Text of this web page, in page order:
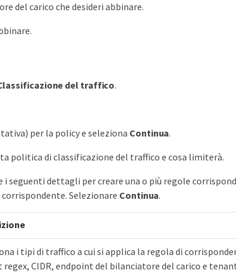
del carico che desideri abbinare.
del traffico.
per la policy e seleziona Continua.
politica di classificazione del traffico e cosa limiterà.
i seguenti dettagli per creare una o più regole
Selezionare Continua.
i tipi di traffico a cui si applica la regola di
regex, CIDR, endpoint del bilanciatore del carico e